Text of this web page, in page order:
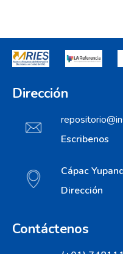
Dirección
Escribenos
Cápac
Dirección
Contáctenos